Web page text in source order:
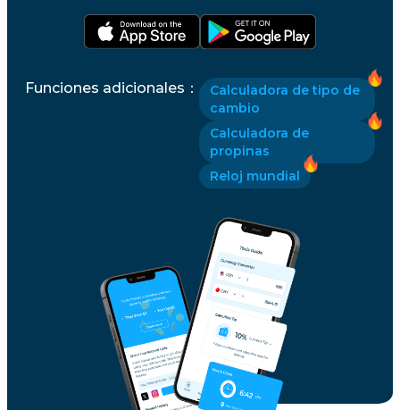
Funciones adicionales ：
Calculadora de tipo de
cambio
Calculadora de
propinas
Reloj mundial